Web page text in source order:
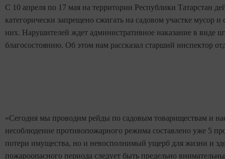
С 10 апреля по 17 мая на территории Республики Татарстан
категорически запрещено сжигать на садовом участке мусор
них. Нарушителей ждет административное наказание в виде
благосостоянию. Об этом нам рассказал старший инспектор
«Сегодня мы проводим рейды по садовым товариществам и
несоблюдение противопожарного режима составлено уже 5
потери имущества, но и невосполнимый ущерб для жизни и
пожароопасного периода следует быть предельно